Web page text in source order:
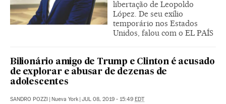
libertação de Leopoldo
López. De seu exílio
temporário nos Estados
Unidos, falou com o EL PAÍS
Bilionário amigo de Trump e Clinton é acusado
de explorar e abusar de dezenas de
adolescentes
SANDRO POZZI | Nueva York | JUL 08, 2019 - 15:49 EDT